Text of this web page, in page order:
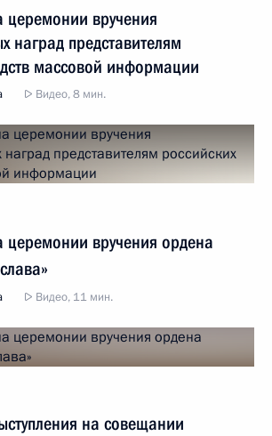
церемонии вручения
наград представителям
массовой информации
Видео, 8 мин.
церемонии вручения ордена
Видео, 11 мин.
на совещании